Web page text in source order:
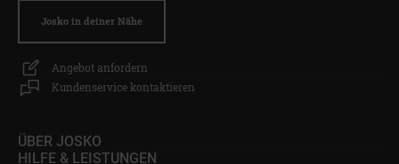
Josko in deiner Nähe
Angebot anfordern
Kundenservice kontaktieren
ÜBER JOSKO
HILFE & LEISTUNGEN